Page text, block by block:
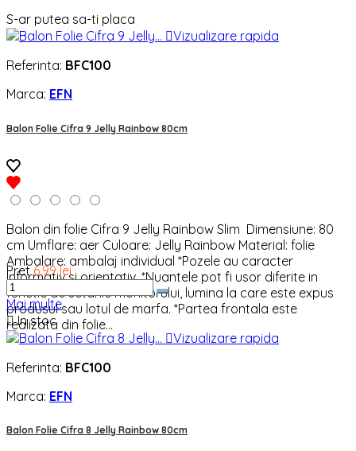
S-ar putea sa-ti placa
Vizualizare rapida
Referinta: BFC100
Marca: EFN
Balon Folie Cifra 9 Jelly Rainbow 80cm
Balon din folie Cifra 9 Jelly Rainbow Slim Dimensiune: 80
cm Umflare: aer Culoare: Jelly Rainbow Material: folie
Ambalare: ambalaj individual *Pozele au caracter
informativ si orientativ. *Nuantele pot fi usor diferite in
functie de setarile monitorului, lumina la care este expus
produsul sau lotul de marfa. *Partea frontala este
realizata din folie...
Pret 6,99 lei
Mai multe
In stoc
Vizualizare rapida
Referinta: BFC100
Marca: EFN
Balon Folie Cifra 8 Jelly Rainbow 80cm